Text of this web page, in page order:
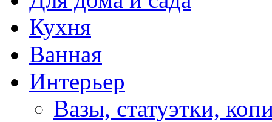
Кухня
Ванная
Интерьер
Вазы, статуэтки,